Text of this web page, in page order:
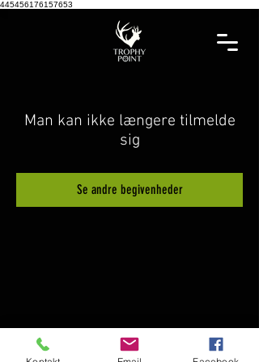
445456176157653
Man kan ikke længere tilmelde
sig
Se andre begivenheder